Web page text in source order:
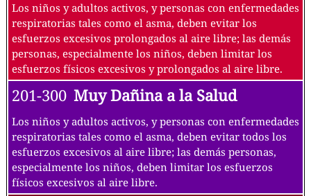
Los niños y adultos activos, y personas con enfermedades
respiratorias tales como el asma, deben evitar los
esfuerzos excesivos prolongados al aire libre; las demás
personas, especialmente los niños, deben limitar los
esfuerzos físicos excesivos y prolongados al aire libre.
201-300 Muy Dañina a la Salud
Los niños y adultos activos, y personas con enfermedades
respiratorias tales como el asma, deben evitar todos los
esfuerzos excesivos al aire libre; las demás personas,
especialmente los niños, deben limitar los esfuerzos
físicos excesivos al aire libre.